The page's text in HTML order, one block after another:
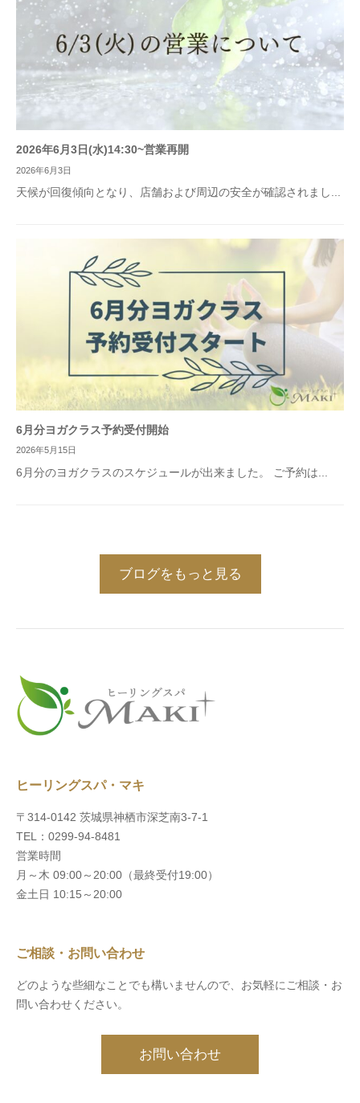
2026年6月3日(水)14:30~営業再開
2026年6月3日
天候が回復傾向となり、店舗および周辺の安全が確認されまし...
6月分ヨガクラス予約受付開始
2026年5月15日
6月分のヨガクラスのスケジュールが出来ました。 ご予約は...
ブログをもっと見る
ヒーリングスパ・マキ
〒314-0142 茨城県神栖市深芝南3-7-1
TEL：0299-94-8481
営業時間
月～木 09:00～20:00（最終受付19:00）
金土日 10:15～20:00
ご相談・お問い合わせ
どのような些細なことでも構いませんので、お気軽にご相談・お
問い合わせください。
お問い合わせ